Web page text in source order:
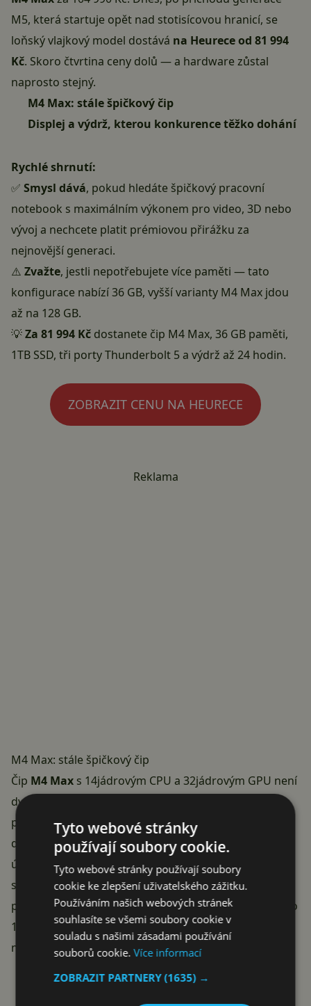
M5, která startuje opět nad stotisícovou hranicí, se
loňský vlajkový model dostává na Heurece od 81 994
Kč. Skoro čtvrtina ceny dolů — a hardware zůstal
naprosto stejný.
M4 Max: stále špičkový čip
Displej a výdrž, kterou konkurence těžko dohání
Rychlé shrnutí:
✅ Smysl dává, pokud hledáte špičkový pracovní
notebook s maximálním výkonem pro video, 3D nebo
vývoj a nechcete platit prémiovou přirážku za
nejnovější generaci.
⚠️ Zvažte, jestli nepotřebujete více paměti — tato
konfigurace nabízí 36 GB, vyšší varianty M4 Max jdou
až na 128 GB.
💡Za 81 994 Kč dostanete čip M4 Max, 36 GB paměti,
1TB SSD, tři porty Thunderbolt 5 a výdrž až 24 hodin.
ZOBRAZIT CENU NA HEURECE
Reklama
M4 Max: stále špičkový čip
Čip M4 Max s 14jádrovým CPU a 32jádrovým GPU není
dva roky po uvedení žádný důchodce. Propustnost
paměti 410 GB/s, hardwarová akcelerace ray tracingu
druhé generace a 16jádrový Neural Engine pro AI
úlohy — tohle je výbava, která bez problémů zvládne
střih videa ve vysokém rozlišení, práci v náročných
profesionálních aplikacích i moderní hry.MacBook Pro
16″ s M4 Maxnavíc podporuje až čtyři externí displeje
najednou — včetně 8K přes HDMI.
Tyto webové stránky
používají soubory cookie.
Tyto webové stránky používají soubory
cookie ke zlepšení uživatelského zážitku.
Používáním našich webových stránek
souhlasíte se všemi soubory cookie v
souladu s našimi zásadami používání
souborů cookie.Více informací
ZOBRAZIT PARTNERY(1635) →